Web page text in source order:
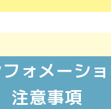
ォメーシ
注意事項